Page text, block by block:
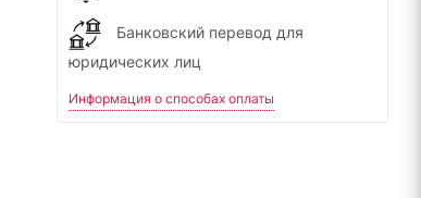
Банковский перевод для
юридических лиц
Информация о способах оплаты